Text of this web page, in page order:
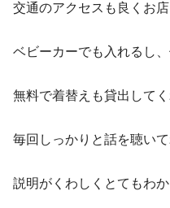
交通のアクセスも良くお
ベビーカーでも入れるし
無料で着替えも貸出して
毎回しっかりと話を聴い
説明がくわしくとてもわか